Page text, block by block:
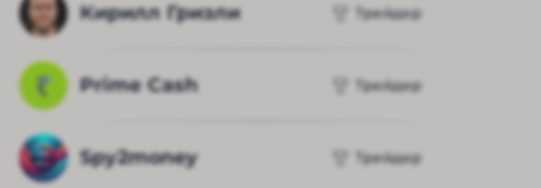
Кирилл Гризли Трейдер
Prime Cash Трейдер
Spy2money Трейдер